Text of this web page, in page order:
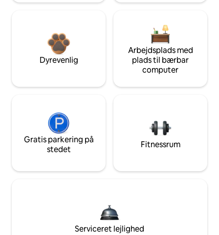
Dyrevenlig
Arbejdsplads med
plads til bærbar
computer
Gratis parkering på
stedet
Fitnessrum
Serviceret lejlighed